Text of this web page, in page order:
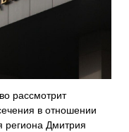
рассмотрит
в отношении
региона Дмитрия